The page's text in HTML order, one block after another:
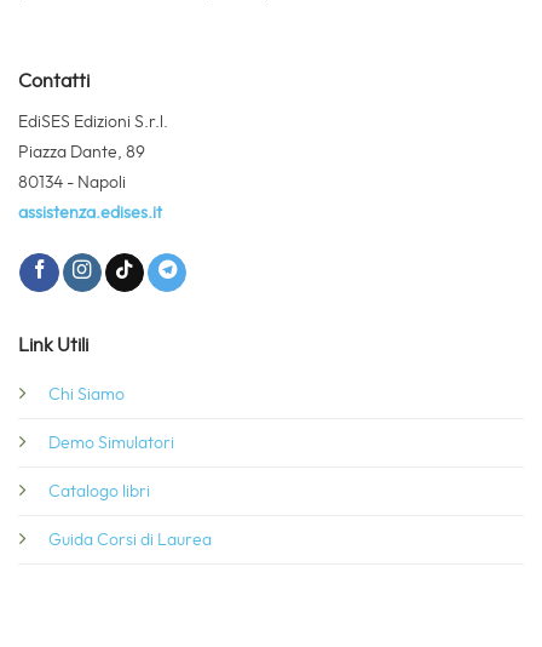
Contatti
EdiSES Edizioni S.r.l.
Piazza Dante, 89
80134 - Napoli
assistenza.edises.it
Link Utili
Chi Siamo
Demo Simulatori
Catalogo libri
Guida Corsi di Laurea